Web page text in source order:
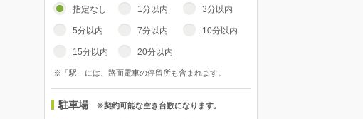
指定なし 1分以内 3分以内
5分以内 7分以内 10分以内
15分以内 20分以内
※「駅」には、路面電車の停留所も含まれます。
駐車場 ※契約可能な空き台数になります。